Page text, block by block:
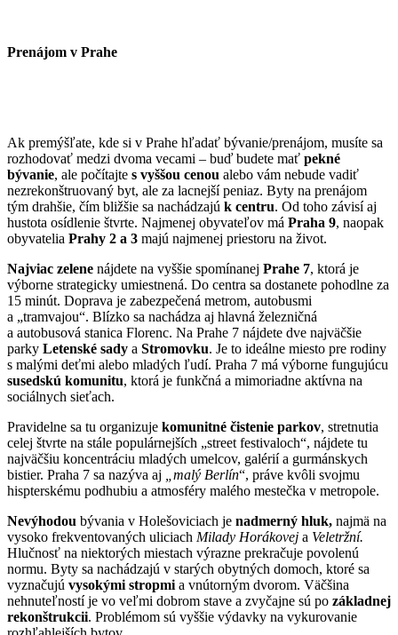
Prenájom v Prahe
Ak premýšľate, kde si v Prahe hľadať bývanie/prenájom, musíte sa
rozhodovať medzi dvoma vecami – buď budete mať pekné
bývanie, ale počítajte s vyššou cenou alebo vám nebude vadiť
nezrekonštruovaný byt, ale za lacnejší peniaz. Byty na prenájom
tým drahšie, čím bližšie sa nachádzajú k centru. Od toho závisí aj
hustota osídlenie štvrte. Najmenej obyvateľov má Praha 9, naopak
obyvatelia Prahy 2 a 3 majú najmenej priestoru na život.
Najviac zelene nájdete na vyššie spomínanej Prahe 7, ktorá je
výborne strategicky umiestnená. Do centra sa dostanete pohodlne za
15 minút. Doprava je zabezpečená metrom, autobusmi
a „tramvajou“. Blízko sa nachádza aj hlavná železničná
a autobusová stanica Florenc. Na Prahe 7 nájdete dve najväčšie
parky Letenské sady a Stromovku. Je to ideálne miesto pre rodiny
s malými deťmi alebo mladých ľudí. Praha 7 má výborne fungujúcu
susedskú komunitu, ktorá je funkčná a mimoriadne aktívna na
sociálnych sieťach.
Pravidelne sa tu organizuje komunitné čistenie parkov, stretnutia
celej štvrte na stále populárnejších „street festivaloch“, nájdete tu
najväčšiu koncentráciu mladých umelcov, galérií a gurmánskych
bistier. Praha 7 sa nazýva aj
„malý Berlín“, práve kvôli svojmu
hispterskému podhubiu a atmosféry malého mestečka v metropole.
Nevýhodou bývania v Holešoviciach je nadmerný hluk, najmä na
vysoko frekventovaných uliciach Milady Horákovej a Veletržní.
Hlučnosť na niektorých miestach výrazne prekračuje povolenú
normu. Byty sa nachádzajú v starých obytných domoch, ktoré sa
vyznačujú vysokými stropmi a vnútorným dvorom. Väčšina
nehnuteľností je vo veľmi dobrom stave a zvyčajne sú po základnej
rekonštrukcii. Problémom sú vyššie výdavky na vykurovanie